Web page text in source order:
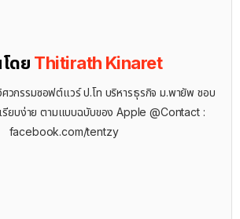
ดย Thitirath Kinaret
วกรรมซอฟต์แวร์ ป.โท บริหารธุรกิจ ม.พายัพ ชอบ
รียบง่าย ตามแบบฉบับของ Apple @Contact :
facebook.com/tentzy